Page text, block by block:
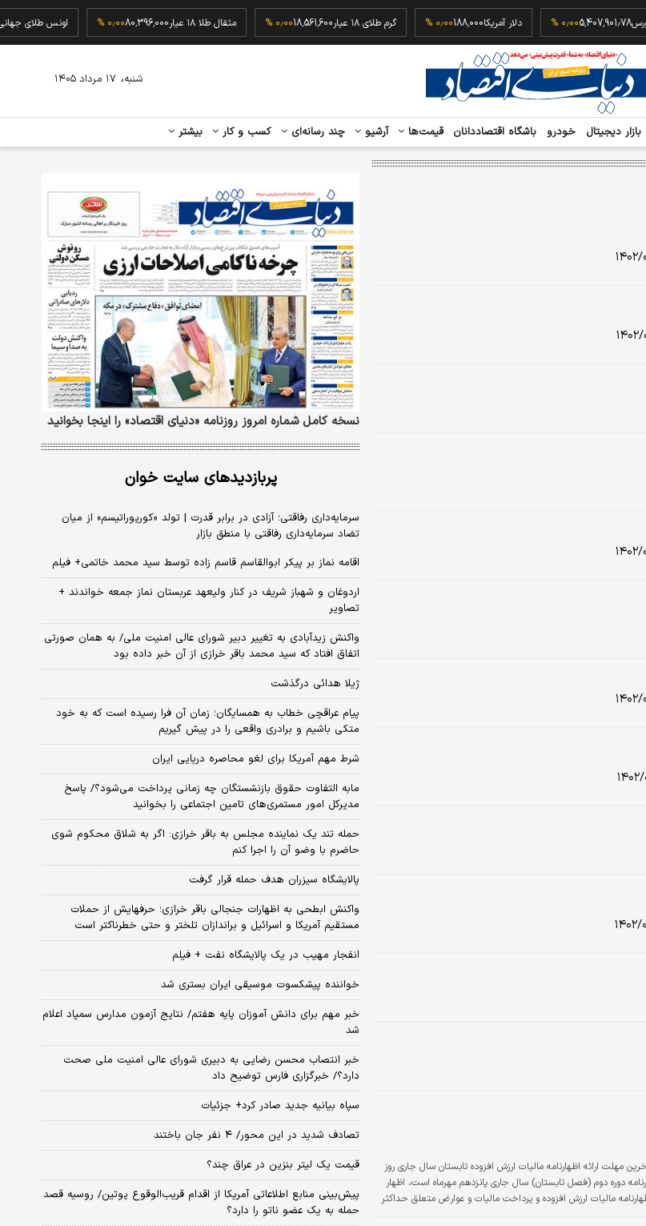
بورس5,407,901.78۰٫۰۰ % دلار آمریکا188,000۰٫۰۰ % گرم طلای ۱۸ عیار 18,561,600۰٫۰۰ % مثقال طلا ۱۸ عیار 80,396,000۰٫۰۰ % اونس
بازار دیجیتال خودرو باشگاه اقتصاددانان قیمت‌ها آرشیو چند رسانه‌ای کسب و کار بیشتر
شنبه، ۱۷ مرداد ۱۴۰۵
مهلت ارائه اظهارنامه مالیات ارزش افزوده تابستان سال‌ جاری روز
دوره دوم (فصل تابستان) سال جاری پانزدهم مهرماه است، اظهار
مالیات ارزش افزوده و پرداخت مالیات و عوارض متعلق حداکثر
نسخه کامل شماره امروز روزنامه «دنیای‌ اقتصاد» را اینجا بخوانید
پربازدیدهای سایت خوان
سرمایه‌داری رفاقتی؛ آزادی در برابر قدرت | تولد «کورپوراتیسم» از میان
تضاد سرمایه‌داری رفاقتی با منطق بازار
اقامه نماز بر پیکر ابوالقاسم قاسم زاده توسط سید محمد خاتمی+ فیلم
اردوغان و شهباز شریف در کنار ولیعهد عربستان نماز جمعه خواندند +
تصاویر
واکنش زیدآبادی به تغییر دبیر شورای عالی امنیت ملی/ به همان صورتی
اتفاق افتاد که سید محمد باقر خرازی از آن خبر داده بود
ژیلا هدائی درگذشت
پیام عراقچی خطاب به همسایگان؛ زمان آن فرا رسیده است که به خود
متکی باشیم و برادری واقعی را در پیش گیریم
شرط مهم آمریکا برای لغو محاصره دریایی ایران
مابه التفاوت حقوق بازنشستگان چه زمانی پرداخت می‌شود؟/ پاسخ
مدیرکل امور مستمری‌های تامین اجتماعی را بخوانید
حمله تند یک نماینده مجلس به باقر خرازی: اگر به شلاق محکوم شوی
حاضرم با وضو آن را اجرا کنم
پالایشگاه سیزران هدف حمله قرار گرفت
واکنش ابطحی به اظهارات جنجالی باقر خرازی؛ حرفهایش از حملات
مستقیم آمریکا و اسرائیل و براندازان تلختر و حتی خطرناکتر است
انفجار مهیب در یک پالایشگاه نفت + فیلم
خواننده پیشکسوت موسیقی ایران بستری شد
خبر مهم برای دانش آموزان پایه هفتم/ نتایج آزمون مدارس سمپاد اعلام
شد
خبر انتصاب محسن رضایی به دبیری شورای عالی امنیت ملی صحت
دارد؟/ خبرگزاری فارس توضیح داد
سپاه بیانیه جدید صادر کرد+ جزئیات
تصادف شدید در این محور/ ۴ نفر جان باختند
قیمت یک لیتر بنزین در عراق چند؟
پیش‌بینی منابع اطلاعاتی آمریکا از اقدام قریب‌الوقوع پوتین/ روسیه قصد
حمله به یک عضو ناتو را دارد؟